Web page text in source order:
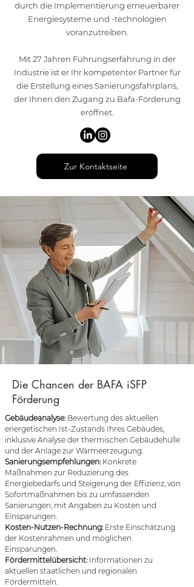
durch die Implementierung erneuerbarer
Energiesysteme und -technologien
voranzutreiben.
Mit 27 Jahren Führungserfahrung in der
Industrie ist er Ihr kompetenter Partner für
die Erstellung eines Sanierungsfahrplans,
der Ihnen den Zugang zu Bafa-Förderung
eröffnet.
Zur Kontaktseite
Die Chancen der BAFA iSFP
Förderung
Gebäudeanalyse:Bewertung des aktuellen
energetischen Ist-Zustands Ihres Gebäudes,
inklusive Analyse der thermischen Gebäudehülle
und der Anlage zur Wärmeerzeugung.
Sanierungsempfehlungen:Konkrete
Maßnahmen zur Reduzierung des
Energiebedarfs und Steigerung der Effizienz, von
Sofortmaßnahmen bis zu umfassenden
Sanierungen, mit Angaben zu Kosten und
Einsparungen.
Kosten-Nutzen-Rechnung:Erste Einschätzung
der Kostenrahmen und möglichen
Einsparungen.
Fördermittelübersicht:Informationen zu
aktuellen staatlichen und regionalen
Fördermitteln.